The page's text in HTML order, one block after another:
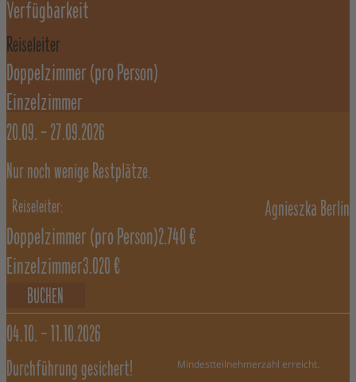
Verfügbarkeit
Reiseleiter
Doppelzimmer (pro Person)
Einzelzimmer
20.09. –27.09.2026
Nur noch wenige Restplätze.
Agnieszka Berlin
Doppelzimmer (pro Person)2.740 €
Einzelzimmer3.020 €
BUCHEN
04.10. –11.10.2026
Durchführung gesichert! Mindestteilnehmerzahl erreicht.